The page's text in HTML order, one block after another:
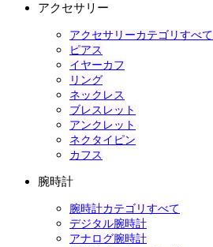
アクセサリー
アクセサリーカテゴリすべて
ピアス
イヤーカフ
リング
ネックレス
ブレスレット
アンクレット
ネクタイピン
カフス
腕時計
腕時計カテゴリすべて
デジタル腕時計
アナログ腕時計